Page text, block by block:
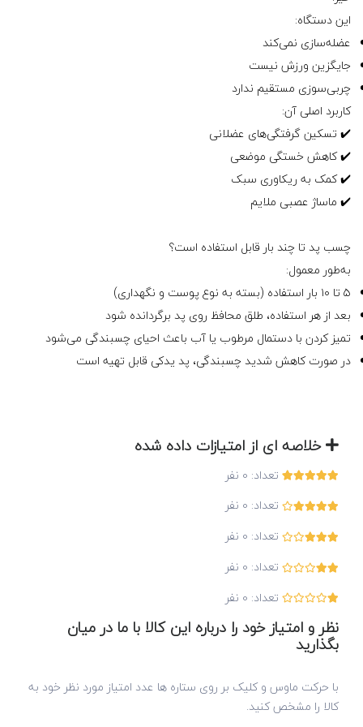
این دستگاه:
عضله‌سازی نمی‌کند
جایگزین ورزش نیست
چربی‌سوزی مستقیم ندارد
کاربرد اصلی آن:
✔️ تسکین گرفتگی‌های عضلانی
✔️ کاهش خستگی موضعی
✔️ کمک به ریکاوری سبک
✔️ ماساژ عصبی ملایم
چسب پد تا چند بار قابل استفاده است؟
به‌طور معمول:
۵ تا ۱۰ بار استفاده (بسته به نوع پوست و نگهداری)
بعد از هر استفاده، طلق محافظ روی پد برگردانده شود
تمیز کردن با دستمال مرطوب یا آب باعث احیای چسبندگی می‌شود
در صورت کاهش شدید چسبندگی، پد یدکی قابل تهیه است
خلاصه ای از امتیازات داده شده
تعداد: 0 نفر
تعداد: 0 نفر
تعداد: 0 نفر
تعداد: 0 نفر
تعداد: 0 نفر
نظر و امتیاز خود را درباره این کالا با ما در میان
بگذارید
با حرکت ماوس و کلیک بر روی ستاره ها عدد امتیاز مورد نظر خود به
کالا را مشخص کنید.